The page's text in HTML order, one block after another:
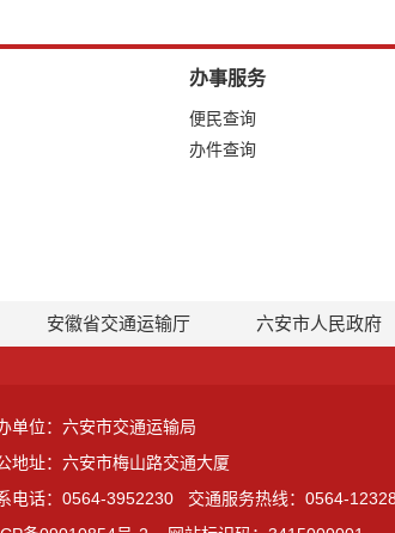
办事服务
便民查询
办件查询
安徽省交通运输厅 六安市人民政府
单位：六安市交通运输局
地址：六安市梅山路交通大厦
电话：0564-3952230
交通服务热线：0564-12328